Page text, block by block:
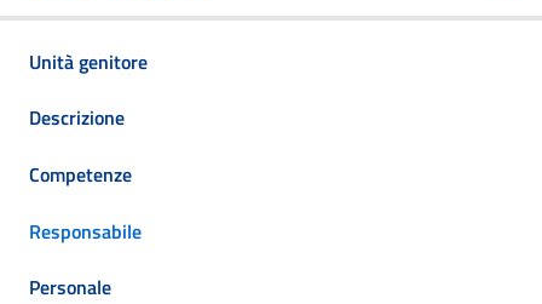
Unità genitore
Descrizione
Competenze
Responsabile
Personale